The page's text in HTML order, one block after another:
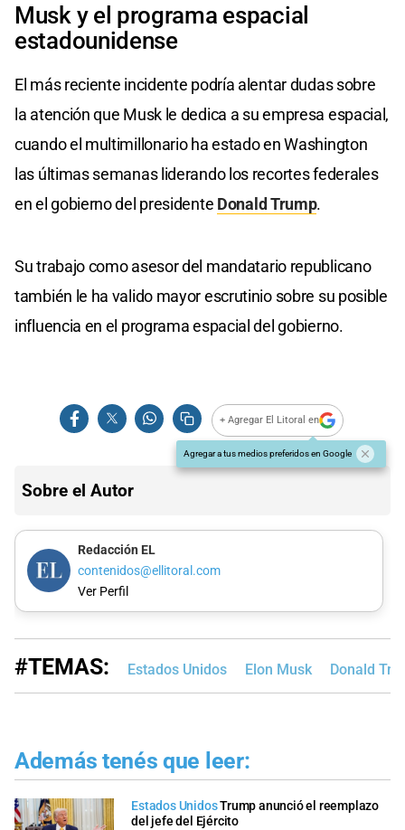
Musk y el programa espacial
estadounidense
El más reciente incidente podría alentar dudas sobre
la atención que Musk le dedica a su empresa espacial,
cuando el multimillonario ha estado en Washington
las últimas semanas liderando los recortes federales
en el gobierno del presidente Donald Trump.
Su trabajo como asesor del mandatario republicano
también le ha valido mayor escrutinio sobre su posible
influencia en el programa espacial del gobierno.
+ Agregar El Litoral en
Agregar a tus medios preferidos en Google
Sobre el Autor
Redacción EL
contenidos@ellitoral.com
Ver Perfil
#TEMAS: Estados Unidos Elon Musk Donald
Además tenés que leer:
Estados UnidosTrump anunció el reemplazo
del jefe del Ejército